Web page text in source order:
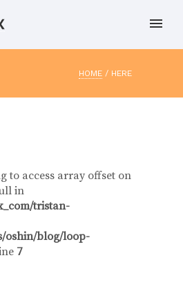
HOME / HERE
to access array offset on
in
tristan-
oshin/blog/loop-
7